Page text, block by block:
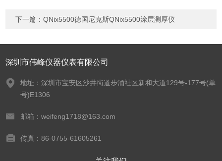
下一篇：QNix5500德国尼克斯QNix5500涂层测厚仪
深圳市伟峰仪器仪表有限公司
地址：深圳市宝安区沙井街道步涌社区新和大道129号-177号(单
号)E1306
邮箱：weifeng1718@163.com
传真：86-0755-61605261